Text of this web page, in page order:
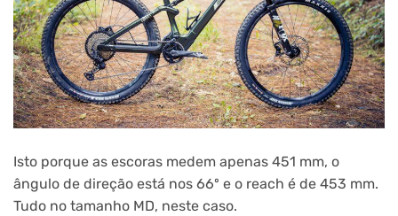
Isto porque as escoras medem apenas 451 mm, o
ângulo de direção está nos 66º e o reach é de 453 mm.
Tudo no tamanho MD, neste caso.